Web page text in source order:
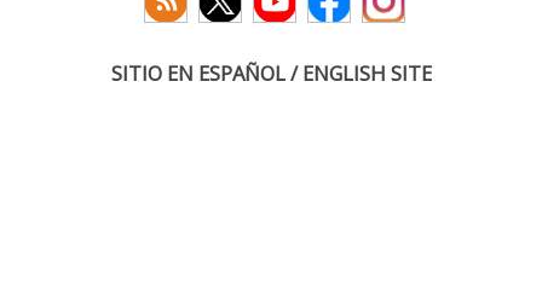
SITIO EN ESPAÑOL / ENGLISH SITE